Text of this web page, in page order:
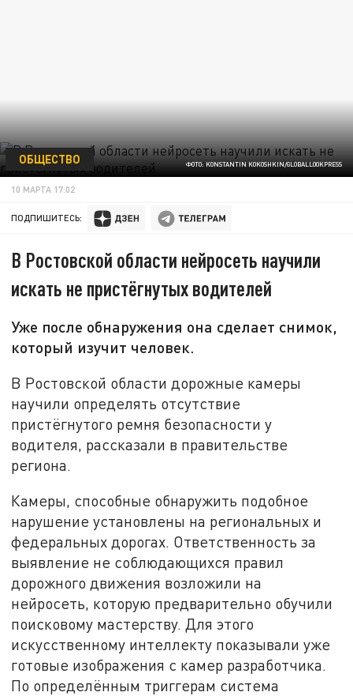
ФОТО: KONSTANTIN KOKOSHKIN/GLOBALLOOKPRESS
ОБЩЕСТВО
10 МАРТА 17:02
ПОДПИШИТЕСЬ:
В Ростовской области нейросеть научили
искать не пристёгнутых водителей
Уже после обнаружения она сделает снимок,
который изучит человек.
В Ростовской области дорожные камеры
научили определять отсутствие
пристёгнутого ремня безопасности у
водителя, рассказали в правительстве
региона.
Камеры, способные обнаружить подобное
нарушение установлены на региональных и
федеральных дорогах. Ответственность за
выявление не соблюдающихся правил
дорожного движения возложили на
нейросеть, которую предварительно обучили
поисковому мастерству. Для этого
искусственному интеллекту показывали уже
готовые изображения с камер разработчика.
По определённым триггерам система